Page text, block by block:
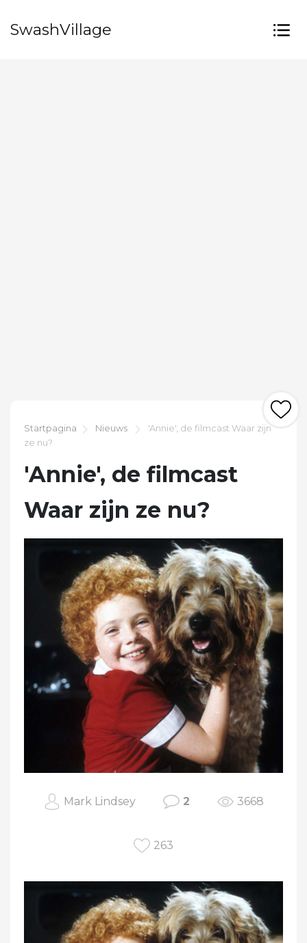
SwashVillage
Startpagina Nieuws
'Annie', de filmcast Waar zijn
ze nu?
'Annie', de filmcast
Waar zijn ze nu?
Mark Lindsey 2 3668
263